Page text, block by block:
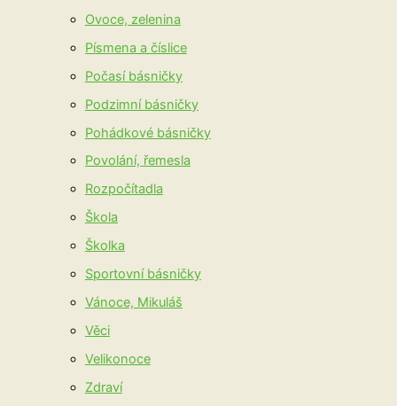
Ovoce, zelenina
Písmena a číslice
Počasí básničky
Podzimní básničky
Pohádkové básničky
Povolání, řemesla
Rozpočítadla
Škola
Školka
Sportovní básničky
Vánoce, Mikuláš
Věci
Velikonoce
Zdraví